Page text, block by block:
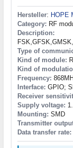
Hersteller: HOPE
Category: RF
Description:
Type of
Kind of module:
Kind of
Frequency:
Interface: GPIO;
Receiver
Supply voltage:
Mounting: SMD
Transmitter
Data transfer rate: